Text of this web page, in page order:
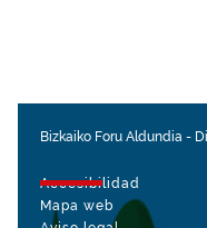
Bizkaiko Foru Aldundia -
Accesibilidad
Mapa web